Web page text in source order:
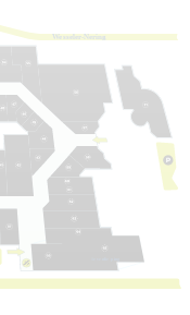
W s s eler-Nering